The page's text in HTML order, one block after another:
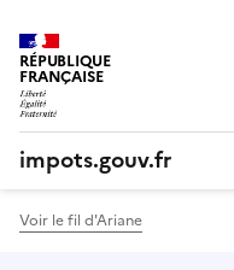
RÉPUBLIQUE
FRANÇAISE
impots.gouv.fr
Voir le fil d'Ariane